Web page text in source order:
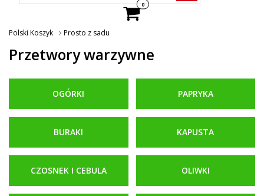
Produkty w koszyku: 0. Zobacz
Polski Koszyk Prosto z sadu
Przetwory warzywne
OGÓRKI PAPRYKA
BURAKI KAPUSTA
CZOSNEK I CEBULA OLIWKI